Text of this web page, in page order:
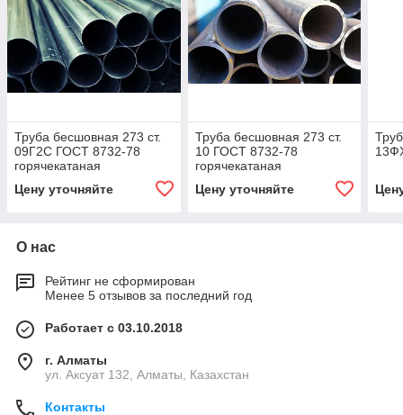
Труба бесшовная 273 ст.
09Г2С ГОСТ 8732-78
горячекатаная
Цену уточняйте
Труба бесшовная 273 ст.
10 ГОСТ 8732-78
горячекатаная
Цену уточняйте
О нас
Рейтинг не сформирован
Менее 5 отзывов за последний год
Работает с 03.10.2018
г. Алматы
ул. Аксуат 132, Алматы, Казахстан
Контакты